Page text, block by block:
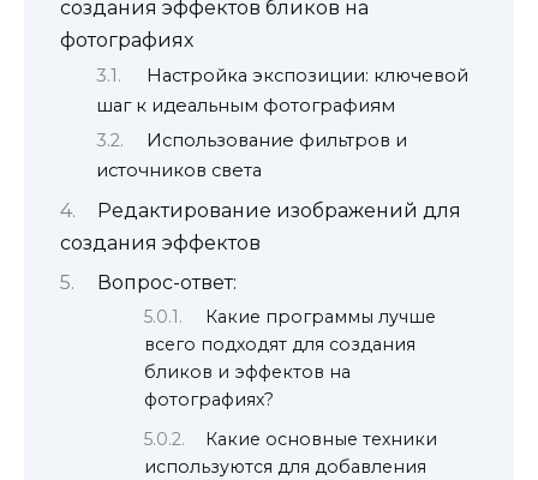
создания эффектов бликов на
фотографиях
Настройка экспозиции: ключевой
шаг к идеальным фотографиям
Использование фильтров и
источников света
Редактирование изображений для
создания эффектов
Вопрос-ответ:
Какие программы лучше
всего подходят для создания
бликов и эффектов на
фотографиях?
Какие основные техники
используются для добавления